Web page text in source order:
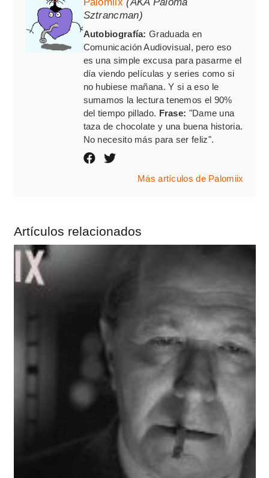
Sztrancman)
Autobiografía: Graduada en
Comunicación Audiovisual, pero eso
es una simple excusa para pasarme el
día viendo películas y series como si
no hubiese mañana. Y si a eso le
sumamos la lectura tenemos el 90%
del tiempo pillado. Frase: "Dame una
taza de chocolate y una buena historia.
No necesito más para ser feliz".
Más artículos de Palomiix
Artículos relacionados